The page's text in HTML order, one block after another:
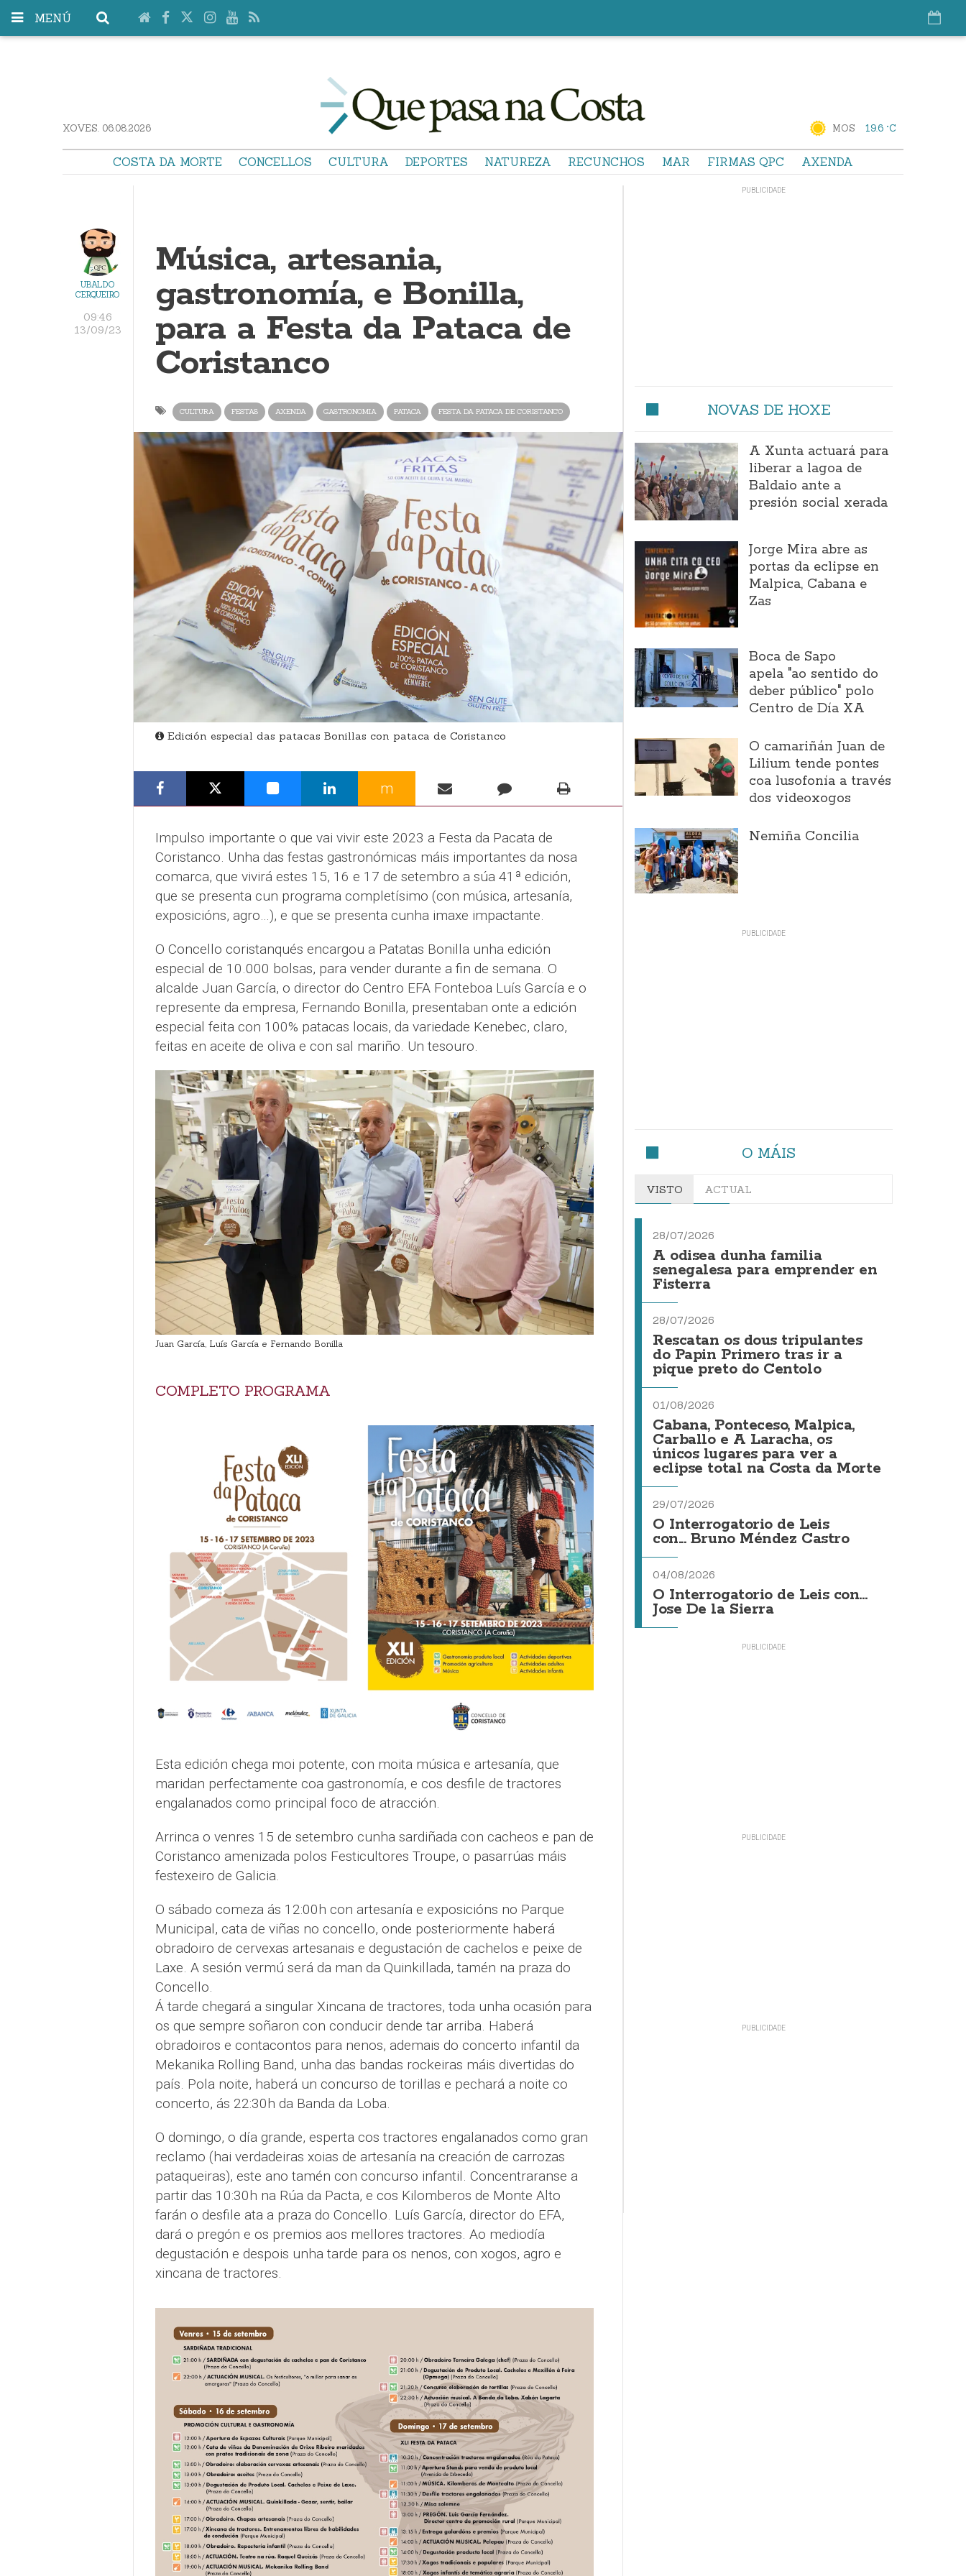
MENÚ
XOVES. 06.08.2026 MOS 19.6 °C
COSTA DA MORTE CONCELLOS CULTURA DEPORTES NATUREZA RECUNCHOS MAR FIRMAS QPC AXENDA
UBALDO
CERQUEIRO
09:46
13/09/23
Música, artesania,
gastronomía, e Bonilla,
para a Festa da Pataca de
Coristanco
CULTURA FESTAS AXENDA GASTRONOMIA PATACA FESTA DA PATACA DE CORISTANCO
Edición especial das patacas Bonillas con pataca de Coristanco
m
Impulso importante o que vai vivir este 2023 a Festa da Pacata de
Coristanco. Unha das festas gastronómicas máis importantes da nosa
comarca, que vivirá estes 15, 16 e 17 de setembro a súa 41ª edición,
que se presenta cun programa completísimo (con música, artesanía,
exposicións, agro…), e que se presenta cunha imaxe impactante.
O Concello coristanqués encargou a Patatas Bonilla unha edición
especial de 10.000 bolsas, para vender durante a fin de semana. O
alcalde Juan García, o director do Centro EFA Fonteboa Luís García e o
represente da empresa, Fernando Bonilla, presentaban onte a edición
especial feita con 100% patacas locais, da variedade Kenebec, claro,
feitas en aceite de oliva e con sal mariño. Un tesouro.
Juan García, Luís García e Fernando Bonilla
COMPLETO PROGRAMA
Esta edición chega moi potente, con moita música e artesanía, que
maridan perfectamente coa gastronomía, e cos desfile de tractores
engalanados como principal foco de atracción.
Arrinca o venres 15 de setembro cunha sardiñada con cacheos e pan de
Coristanco amenizada polos Festicultores Troupe, o pasarrúas máis
festexeiro de Galicia.
O sábado comeza ás 12:00h con artesanía e exposicións no Parque
Municipal, cata de viñas no concello, onde posteriormente haberá
obradoiro de cervexas artesanais e degustación de cachelos e peixe de
Laxe. A sesión vermú será da man da Quinkillada, tamén na praza do
Concello.
Á tarde chegará a singular Xincana de tractores, toda unha ocasión para
os que sempre soñaron con conducir dende tar arriba. Haberá
obradoiros e contacontos para nenos, ademais do concerto infantil da
Mekanika Rolling Band, unha das bandas rockeiras máis divertidas do
país. Pola noite, haberá un concurso de torillas e pechará a noite co
concerto, ás 22:30h da Banda da Loba.
O domingo, o día grande, esperta cos tractores engalanados como gran
reclamo (hai verdadeiras xoias de artesanía na creación de carrozas
pataqueiras), este ano tamén con concurso infantil. Concentraranse a
partir das 10:30h na Rúa da Pacta, e cos Kilomberos de Monte Alto
farán o desfile ata a praza do Concello. Luís García, director do EFA,
dará o pregón e os premios aos mellores tractores. Ao mediodía
degustación e despois unha tarde para os nenos, con xogos, agro e
xincana de tractores.
NOVAS DE HOXE
A Xunta actuará para
liberar a lagoa de
Baldaio ante a
presión social xerada
Jorge Mira abre as
portas da eclipse en
Malpica, Cabana e
Zas
Boca de Sapo
apela "ao sentido do
deber público" polo
Centro de Día XA
O camariñán Juan de
Lilium tende pontes
coa lusofonía a través
dos videoxogos
Nemiña Concilia
O MÁIS
VISTO ACTUAL
28/07/2026
A odisea dunha familia
senegalesa para emprender en
Fisterra
28/07/2026
Rescatan os dous tripulantes
do Papin Primero tras ir a
pique preto do Centolo
01/08/2026
Cabana, Ponteceso, Malpica,
Carballo e A Laracha, os
únicos lugares para ver a
eclipse total na Costa da Morte
29/07/2026
O Interrogatorio de Leis
con... Bruno Méndez Castro
04/08/2026
O Interrogatorio de Leis con...
Jose De la Sierra